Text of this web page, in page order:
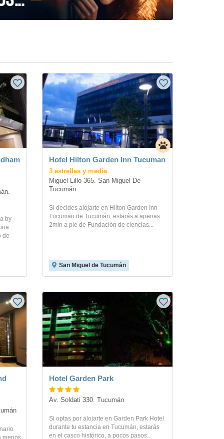
by
de
Hotel Hilton Garden Inn Tucuman
3 estrellas y media
Miguel Lillo 365. San Miguel De
Tucumán
Si decides alojarte en Hilton Garden Inn
Tucuman de Tucumán, estarás a apenas
2min a pie de Fundación de ciencias...
San Miguel de Tucumán
Hotel Garden Park
Av. Soldati 330. Tucumán
Si optas por alojarte en Garden Park Hotel
durante tu estancia en Tucumán, estarás
en el casco histórico, a pocos pasos...